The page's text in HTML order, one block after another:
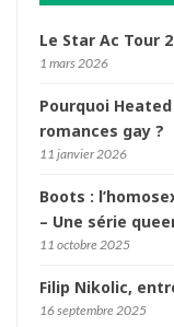
Le Star Ac Tour
1 mars 2026
Pourquoi
romances gay ?
11 janvier 2026
Boots :
– Une série
11 octobre 2025
Filip Nikolic,
16 septembre 2025